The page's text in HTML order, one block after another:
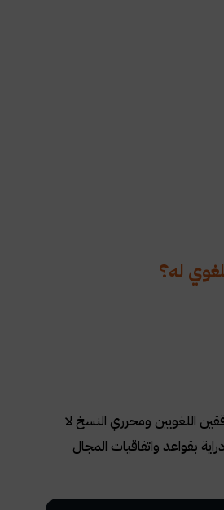
له؟
اللغويين ومحرري النسخ لا
بقواعد واتفاقيات المجال